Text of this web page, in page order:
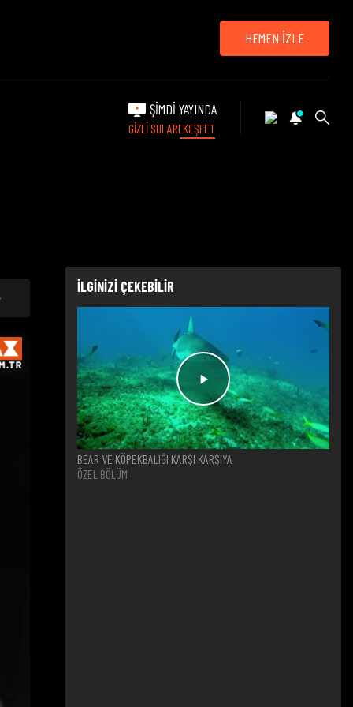
HEMEN İZLE
ŞİMDİ YAYINDA
GİZLİ SULARI KEŞFET
İLGİNİZİ ÇEKEBİLİR
BEAR VE KÖPEKBALIĞI KARŞI KARŞIYA
ÖZEL BÖLÜM